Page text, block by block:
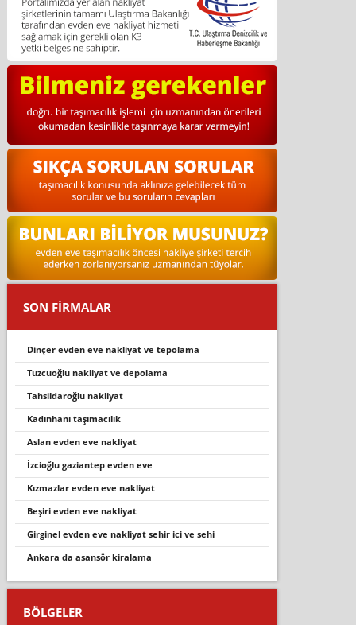
SON FİRMALAR
dinçer evden eve nakliyat ve tepolama
tuzcuoğlu nakliyat ve depolama
tahsildaroğlu nakliyat
kadinhani taşimacilik
aslan evden eve nakliyat
i̇zcioğlu gaziantep evden eve
kızmazlar evden eve nakliyat
beşi̇ri̇ evden eve nakli̇yat
girginel evden eve nakliyat sehir ici ve sehi
ankara da asansör kiralama
BÖLGELER